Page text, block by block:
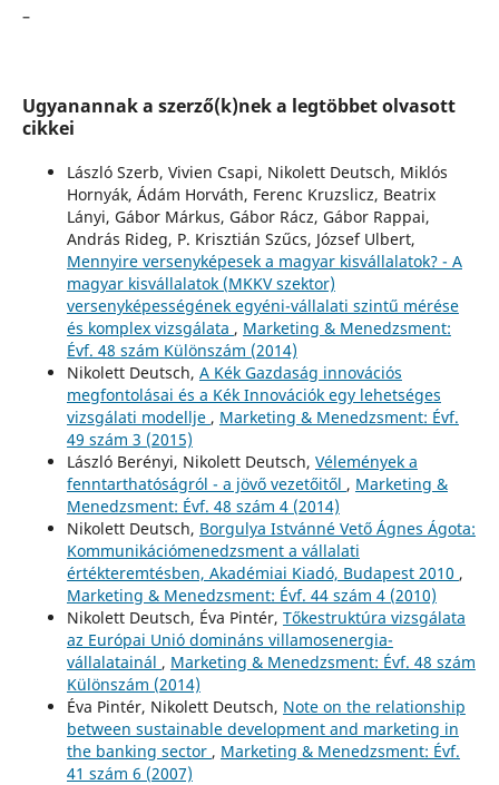
–
Ugyanannak a szerző(k)nek a legtöbbet olvasott
cikkei
László Szerb, Vivien Csapi, Nikolett Deutsch, Miklós
Hornyák, Ádám Horváth, Ferenc Kruzslicz, Beatrix
Lányi, Gábor Márkus, Gábor Rácz, Gábor Rappai,
András Rideg, P. Krisztián Szűcs, József Ulbert,
Mennyire versenyképesek a magyar kisvállalatok? - A
magyar kisvállalatok (MKKV szektor)
versenyképességének egyéni-vállalati szintű mérése
és komplex vizsgálata , Marketing & Menedzsment:
Évf. 48 szám Különszám (2014)
Nikolett Deutsch, A Kék Gazdaság innovációs
megfontolásai és a Kék Innovációk egy lehetséges
vizsgálati modellje , Marketing & Menedzsment: Évf.
49 szám 3 (2015)
László Berényi, Nikolett Deutsch, Vélemények a
fenntarthatóságról - a jövő vezetőitől , Marketing &
Menedzsment: Évf. 48 szám 4 (2014)
Nikolett Deutsch, Borgulya Istvánné Vető Ágnes Ágota:
Kommunikációmenedzsment a vállalati
értékteremtésben, Akadémiai Kiadó, Budapest 2010 ,
Marketing & Menedzsment: Évf. 44 szám 4 (2010)
Nikolett Deutsch, Éva Pintér, Tőkestruktúra vizsgálata
az Európai Unió domináns villamosenergia-
vállalatainál , Marketing & Menedzsment: Évf. 48 szám
Különszám (2014)
Éva Pintér, Nikolett Deutsch, Note on the relationship
between sustainable development and marketing in
the banking sector , Marketing & Menedzsment: Évf.
41 szám 6 (2007)